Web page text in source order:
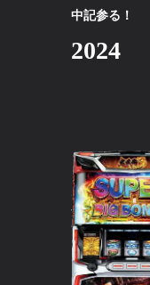
中記参る！
2024